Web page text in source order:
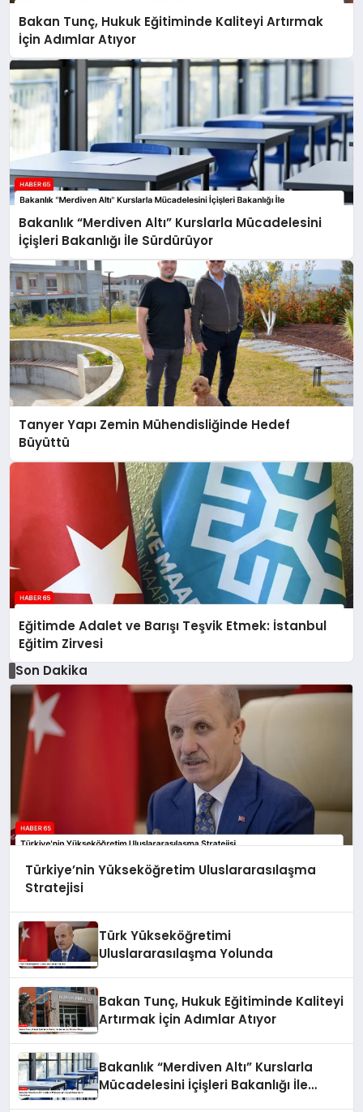
Bakan Tunç, Hukuk Eğitiminde Kaliteyi Artırmak
İçin Adımlar Atıyor
Bakanlık “Merdiven Altı” Kurslarla Mücadelesini
İçişleri Bakanlığı İle Sürdürüyor
Tanyer Yapı Zemin Mühendisliğinde Hedef
Büyüttü
Eğitimde Adalet ve Barışı Teşvik Etmek: İstanbul
Eğitim Zirvesi
Son Dakika
Türkiye’nin Yükseköğretim Uluslararasılaşma
Stratejisi
Türk Yükseköğretimi
Uluslararasılaşma Yolunda
Bakan Tunç, Hukuk Eğitiminde Kaliteyi
Artırmak İçin Adımlar Atıyor
Bakanlık “Merdiven Altı” Kurslarla
Mücadelesini İçişleri Bakanlığı İle